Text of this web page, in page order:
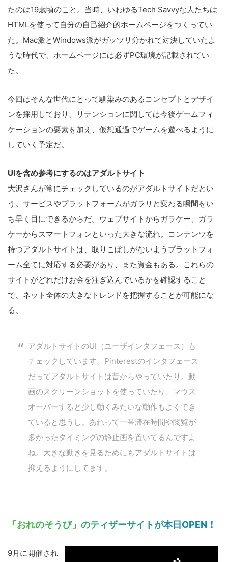
たのは19歳頃のこと。当時、いわゆるTech Savvyな人たちは
HTMLを使って自分の自己紹介的ホームページをつくってい
た。Mac派とWindows派がガッツリ分かれて対決していたよ
うな時代で、ホームページには必ずPC環境が記載されてい
た。
今回はそんな世代にとって馴染みのあるコンセプトとデザイ
ンを採用しており、リテンションに関しては今後ゲームフィ
ケーションの要素を加え、仮想通過でゲームを遊べるように
していく予定だ。
UIを含め参考にするのはアダルトサイト
大沢さんが常にチェックしているのがアダルトサイトだとい
う。サービスやプラットフォームがガラリと変わる瞬間をい
ち早く目にできるからだ。ウェブサイトからガラケー、ガラ
ケーからスマートフォンといった大きな流れ。コンテンツを
持つアダルトサイトは、取りこぼしがないようプラットフォ
ーム全てに対応する必要があり、また資金もある。これらの
サイトがどれだけお金を注ぎ込んでいるかを確認すること
で、ネット全体の大きなトレンドを把握することが可能にな
る。
アダルトサイトのUI（ユーザインタフェース）も
チェックしています。Pinterestのインタフェース
だってアダルトサイトは昔からやっていたり。動
画のスクリーンショットを使っていたり、マウス
オーバーすると少し動くみたいな動作もよくでき
ていると思うし。あれって一番滞在時間や閲覧が
多かったタイミングの静止画を置いてるんですよ
ね。大きな動きを見るためにもアダルトサイトは
抑えるようにしてます。
「おれのそうび」のティザーサイトが本日OPEN！
9月に開催され